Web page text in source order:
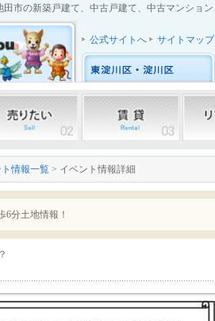
田市の新築戸建て、中古戸建て、中古マンショ
公式サイトへ サイトマップ
情報一覧 > イベント情報詳細
6分土地情報！